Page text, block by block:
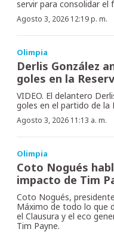
servir para consolidar el
Agosto 3, 2026 12:19 p. m.
Olimpia
Derlis González
goles en la
VIDEO. El delantero
goles en el partido de la
Agosto 3, 2026 11:13 a. m.
Olimpia
Coto Nogués
impacto de Tim
Coto Nogués,
Máximo de todo lo que
el Clausura y el eco
Tim Payne.